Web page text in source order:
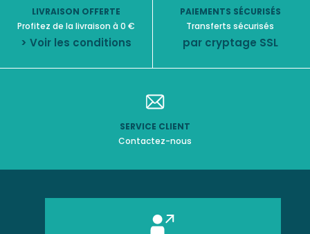
LIVRAISON OFFERTE
Profitez de la livraison à 0 €
> Voir les conditions
PAIEMENTS SÉCURISÉS
Transferts sécurisés
par cryptage SSL
SERVICE CLIENT
Contactez-nous